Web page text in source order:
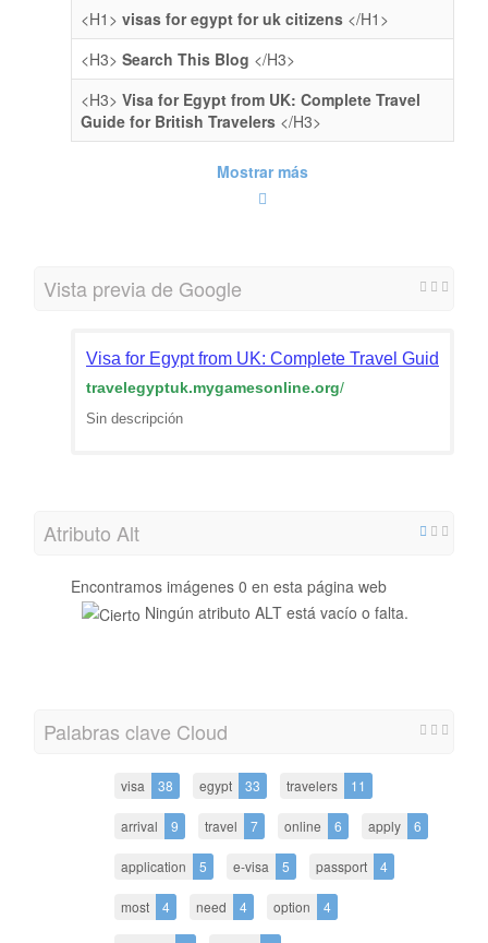
<H1> visas for egypt for uk citizens </H1>
<H3> Search This Blog </H3>
<H3> Visa for Egypt from UK: Complete Travel
Guide for British Travelers </H3>
Mostrar más
Vista previa de Google
Visa for Egypt from UK: Complete Travel Guide for
travelegyptuk.mygamesonline.org/
Sin descripción
Atributo Alt
Encontramos imágenes 0 en esta página web
Ningún atributo ALT está vacío o falta.
Palabras clave Cloud
visa 38 egypt 33 travelers 11
arrival 9 travel 7 online 6 apply 6
application 5 e-visa 5 passport 4
most 4 need 4 option 4